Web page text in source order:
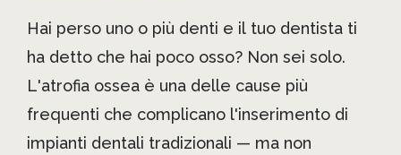
Hai perso uno o più denti e il tuo dentista ti
ha detto che hai poco osso? Non sei solo.
L'atrofia ossea è una delle cause più
frequenti che complicano l'inserimento di
impianti dentali tradizionali — ma non